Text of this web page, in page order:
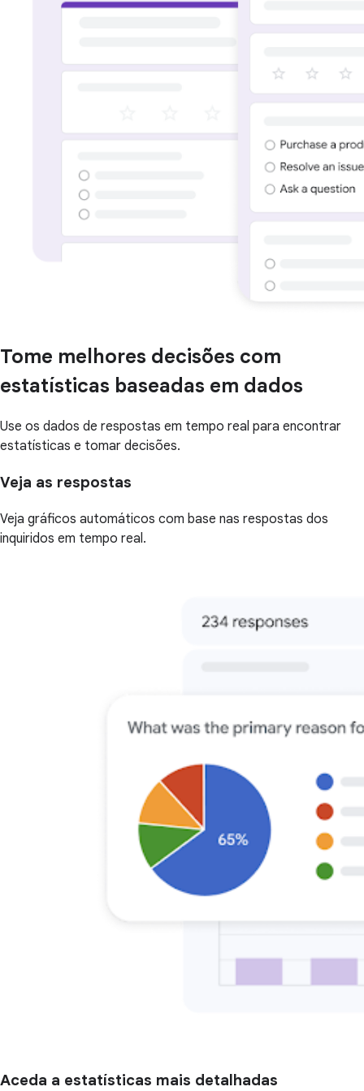
Tome melhores decisões com
estatísticas baseadas em dados
Use os dados de respostas em tempo real para encontrar
estatísticas e tomar decisões.
Veja as respostas
Veja gráficos automáticos com base nas respostas dos
inquiridos em tempo real.
Aceda a estatísticas mais detalhadas